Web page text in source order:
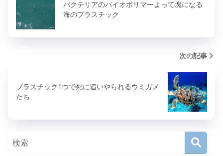
バクテリアのバイオポリマーよって塊になる
海のプラスチック
次の記事
プラスチック1つで死に追いやられるウミガメ
たち